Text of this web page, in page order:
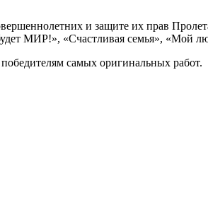
и защите их прав
МИР!», «Счастливая семья», «Мой
самых оригинальных работ.